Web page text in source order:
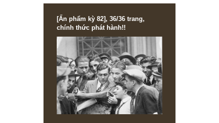
mới trên thế giới – Kỳ 9, TGN
[Ấn phẩm kỳ 82], 36/36 trang,
chính thức phát hành!!